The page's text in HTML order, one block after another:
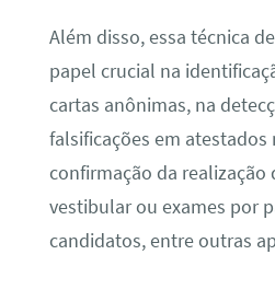
Além disso, essa técnica
papel crucial na
cartas anônimas, na
falsificações em atestados
confirmação da realização
vestibular ou exames por
candidatos, entre outras